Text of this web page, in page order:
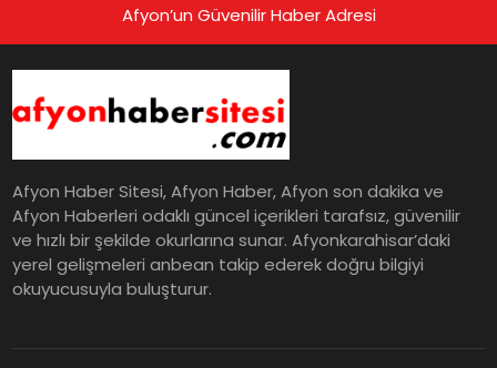
Afyon’un Güvenilir Haber Adresi
Afyon Haber Sitesi, Afyon Haber, Afyon son dakika ve
Afyon Haberleri odaklı güncel içerikleri tarafsız, güvenilir
ve hızlı bir şekilde okurlarına sunar. Afyonkarahisar’daki
yerel gelişmeleri anbean takip ederek doğru bilgiyi
okuyucusuyla buluşturur.